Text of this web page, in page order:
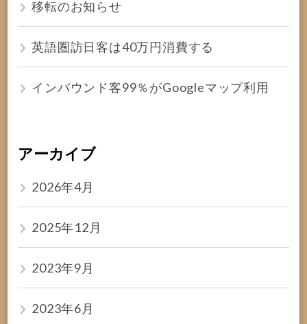
移転のお知らせ
英語圏訪日客は40万円消費する
インバウンド客99％がGoogleマップ利用
アーカイブ
2026年4月
2025年12月
2023年9月
2023年6月